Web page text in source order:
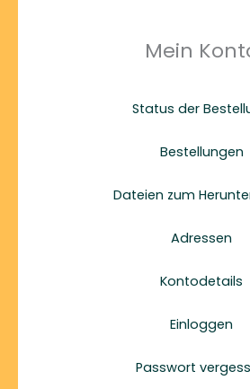
Mein
Status der
Bestellungen
Dateien zum
Adressen
Kontodetails
Einloggen
Passwort